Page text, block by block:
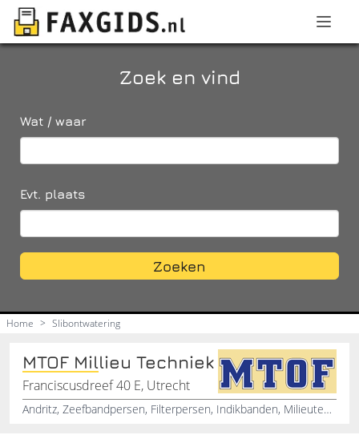
Zoek en vind
Wat / waar
Evt. plaats
Zoeken
Home > Slibontwatering
MTOF Millieu Techniek
Franciscusdreef 40 E, Utrecht
Andritz, Zeefbandpersen, Filterpersen, Indikbanden, Milieutechniek